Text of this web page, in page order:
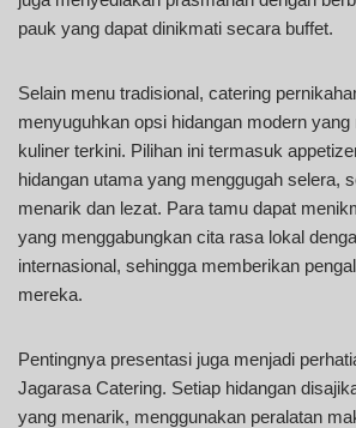
pauk yang dapat dinikmati secara buffet.
Selain menu tradisional, catering
menyuguhkan opsi hidangan modern yang
kuliner terkini. Pilihan ini termasuk
hidangan utama yang menggugah selera,
menarik dan lezat. Para tamu dapat
yang menggabungkan cita rasa lokal
internasional, sehingga memberikan
mereka.
Pentingnya presentasi juga menjadi
Jagarasa Catering. Setiap hidangan
yang menarik, menggunakan peralatan